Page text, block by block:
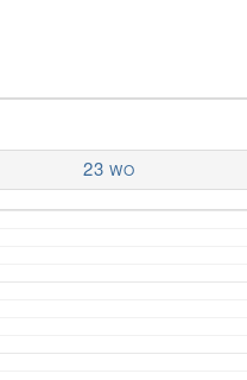
23 WO